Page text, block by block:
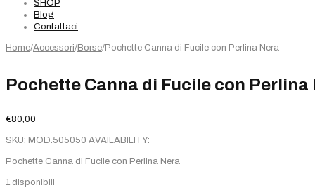
SHOP
Blog
Contattaci
Home/Accessori/Borse/Pochette Canna di Fucile con Perlina Nera
Pochette Canna di Fucile con Perlina
€80,00
SKU: MOD.505050 AVAILABILITY:
Pochette Canna di Fucile con Perlina Nera
1 disponibili